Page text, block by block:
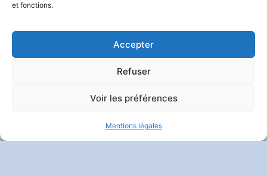
et fonctions.
Accepter
Refuser
Voir les préférences
Mentions légales
Et Vie Privée| Crédits :Codixis